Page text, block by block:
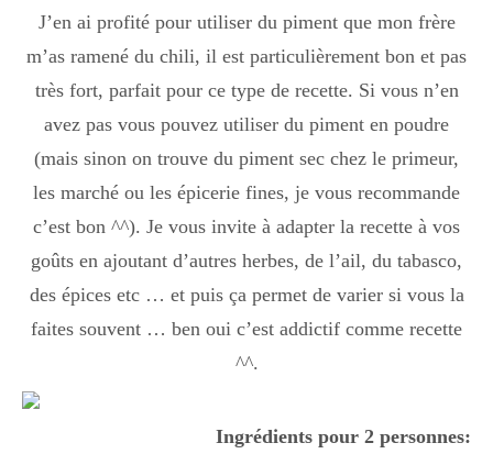
plats
Dessert
Boisson chaudes
Les classiques
Mes amis en cuisine
J’en ai profité pour utiliser du piment que mon frère
m’as ramené du chili, il est particulièrement bon et pas
très fort, parfait pour ce type de recette. Si vous n’en
avez pas vous pouvez utiliser du piment en poudre
(mais sinon on trouve du piment sec chez le primeur,
les marché ou les épicerie fines, je vous recommande
c’est bon ^^). Je vous invite à adapter la recette à vos
goûts en ajoutant d’autres herbes, de l’ail, du tabasco,
des épices etc … et puis ça permet de varier si vous la
faites souvent … ben oui c’est addictif comme recette
^^.
Ingrédients pour 2 personnes: